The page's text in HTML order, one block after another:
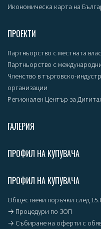
Икономическа карта на
ПРОЕКТИ
Партньорство с местната
Партньорство с
Членство в търговско-
организации
Регионален Център за
ГАЛЕРИЯ
ПРОФИЛ НА КУПУВАЧА
ПРОФИЛ НА КУПУВАЧА
Обществени поръчки след
→ Процедури по ЗОП
→ Събиране на оферти с